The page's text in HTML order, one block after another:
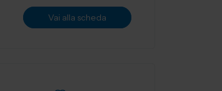
Vai alla scheda